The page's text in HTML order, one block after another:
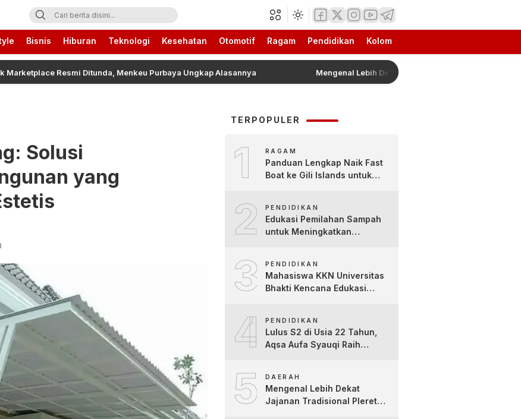
Ini Bisnis Hiburan Teknologi Kesehatan Otomotif Ragam Pendidikan Kolom
Resmi Ditunda, Menkeu Purbaya Ungkap Alasannya Mengenal Lebih Dekat Jajanan Tradisional Pleret Khas
Solusi
yang
TERPOPULER
1 RAGAM
Panduan Lengkap Naik Fast
Boat ke Gili Islands untuk
2 PENDIDIKAN
Edukasi Pemilahan Sampah
untuk Meningkatkan
Kartini
3 PENDIDIKAN
Mahasiswa KKN Universitas
Bhakti Kencana Edukasi
4 PENDIDIKAN
Lulus S2 di Usia 22 Tahun,
Aqsa Aufa Syauqi Raih
5 DAERAH
Mengenal Lebih Dekat
Jajanan Tradisional Pleret